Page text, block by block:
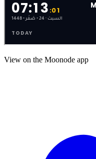
View on the Moonode app